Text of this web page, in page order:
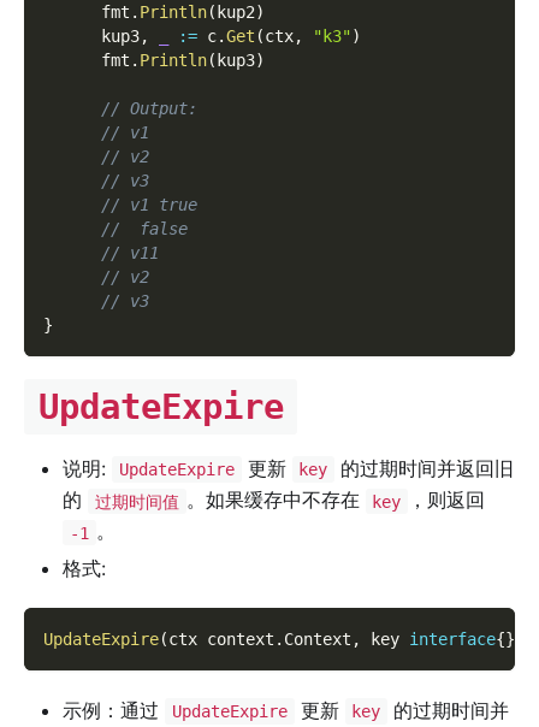
      fmt
. Println( kup2)
      kup3
, := c.Get (ctx, "k3")
      fmt
. Println( kup3)
// Output:
// v1
// v2
// v3
// v1 true
//  false
// v11
// v2
// v3
}
UpdateExpire
说明: UpdateExpire 更新 key
的过期时间并返回旧
的
过期时间值 。如果缓存中不存在 key ，则返回
-1 。
格式:
UpdateExpire(ctx context . Context , key interface{}
示例：通过 UpdateExpire 更新 key
的过期时间并